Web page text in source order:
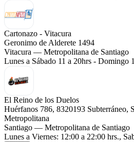
Cartonazo - Vitacura
Geronimo de Alderete 1494
Vitacura — Metropolitana de Santiago
Lunes a Sábado 11 a 20hrs - Domingo
El Reino de los Duelos
Huérfanos 786, 8320193 Subterráneo,
Metropolitana
Santiago — Metropolitana de Santiago
Lunes a Viernes: 12:00 a 22:00 hrs.,